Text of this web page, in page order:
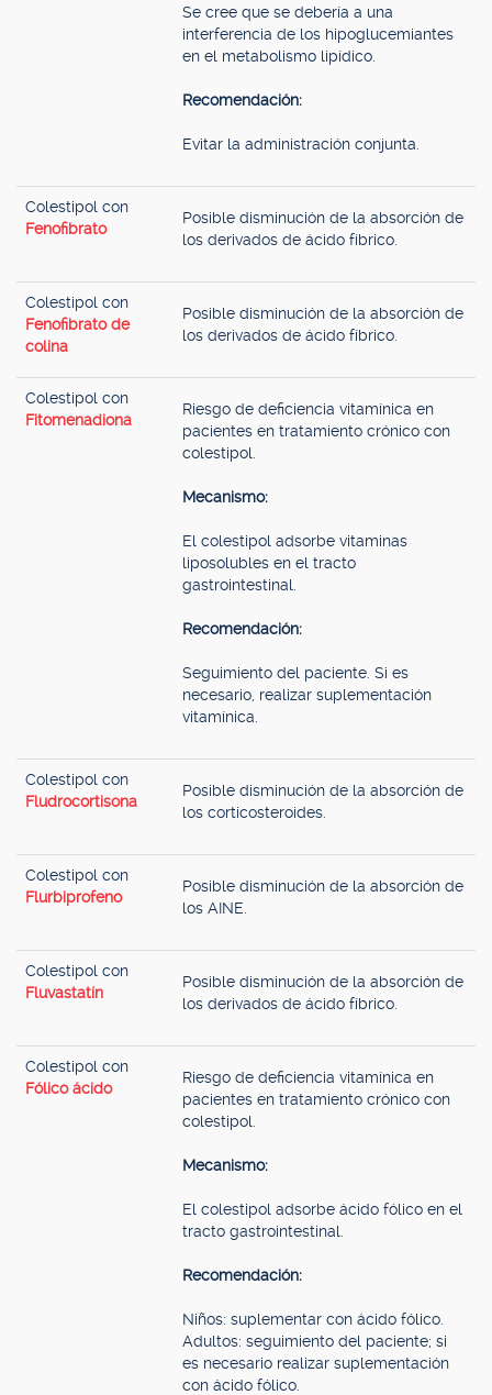
Se cree que se debería a una
interferencia de los hipoglucemiantes
en el metabolismo lipídico.
Recomendación:
Evitar la administración conjunta.
Colestipol con
Fenofibrato
Posible disminución de la absorción de
los derivados de ácido fíbrico.
Colestipol con
Fenofibrato de
colina
Posible disminución de la absorción de
los derivados de ácido fíbrico.
Colestipol con
Fitomenadiona
Riesgo de deficiencia vitamínica en
pacientes en tratamiento crónico con
colestipol.
Mecanismo:
El colestipol adsorbe vitaminas
liposolubles en el tracto
gastrointestinal.
Recomendación:
Seguimiento del paciente. Si es
necesario, realizar suplementación
vitamínica.
Colestipol con
Fludrocortisona
Posible disminución de la absorción de
los corticosteroides.
Colestipol con
Flurbiprofeno
Posible disminución de la absorción de
los AINE.
Colestipol con
Fluvastatín
Posible disminución de la absorción de
los derivados de ácido fíbrico.
Colestipol con
Fólico ácido
Riesgo de deficiencia vitamínica en
pacientes en tratamiento crónico con
colestipol.
Mecanismo:
El colestipol adsorbe ácido fólico en el
tracto gastrointestinal.
Recomendación:
Niños: suplementar con ácido fólico.
Adultos: seguimiento del paciente; si
es necesario realizar suplementación
con ácido fólico.